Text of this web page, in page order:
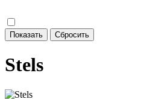
Stels